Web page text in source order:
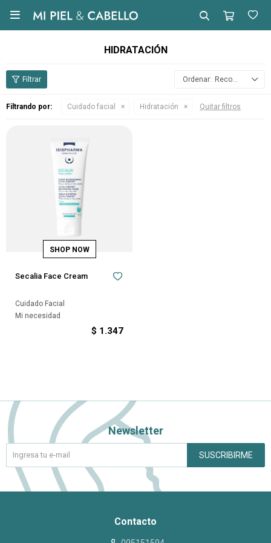

HIDRATACIÓN
Recomendados
Filtrando por: Cuidado facial Hidratación Quitar filtros
Secalia Face Cream
Cuidado Facial
Mi necesidad
$ 1.347
Contacto
Newsletter
SUSCRIBIRME